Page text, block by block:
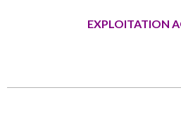
EXPLOITATION